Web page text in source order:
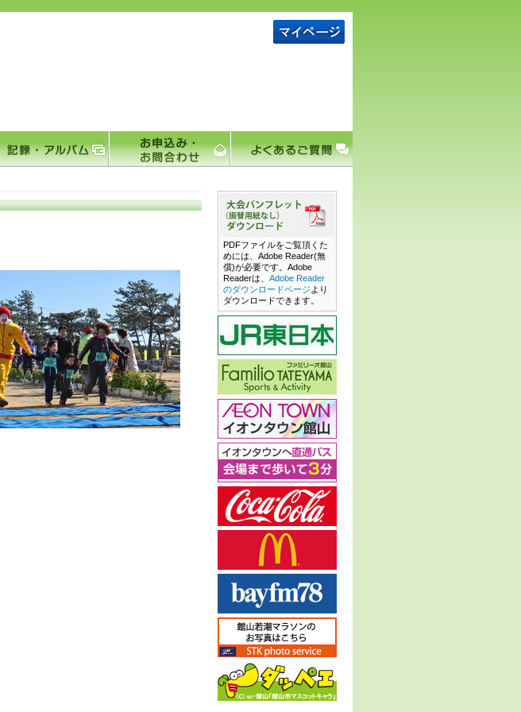
PDFファイルをご覧頂くた
めには、Adobe Reader(無
償)が必要です。Adobe
Readerは、 Adobe Reader
のダウンロードページ より
ダウンロードできます。